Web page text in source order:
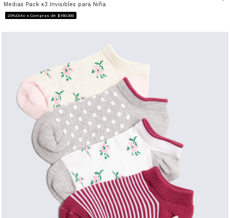
Medias Pack x3 Invisibles para Niña
20%Dcto x Compras de $160.000